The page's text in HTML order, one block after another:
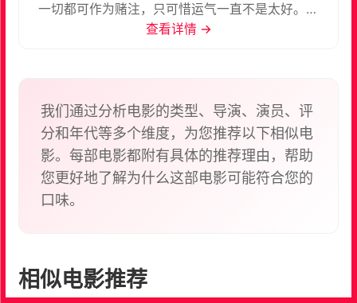
一切都可作为赌注，只可惜运气一直不是太好。某
日，一位名叫蕾拉（乔凡娜·梅索兹殴诺 Giovanna
密的电脑芯片，这张神秘的芯片让弗兰茨成为了刺客
追杀的对象，两人踏上了逃亡的旅途。尽管一路上有
神秘的侦探马蒂拉（埃尼奥·凡塔斯蒂奇尼 Ennio
Fantastichini 饰）出手相助，但还是有好几次，弗兰
茨几乎徘徊在死亡的边缘，而马蒂拉的慷慨和善良背
查看详情 →
我们通过分析电影的类型、导演、演员、评
分和年代等多个维度，为您推荐以下相似电
影。每部电影都附有具体的推荐理由，帮助
您更好地了解为什么这部电影可能符合您的
口味。
相似电影推荐